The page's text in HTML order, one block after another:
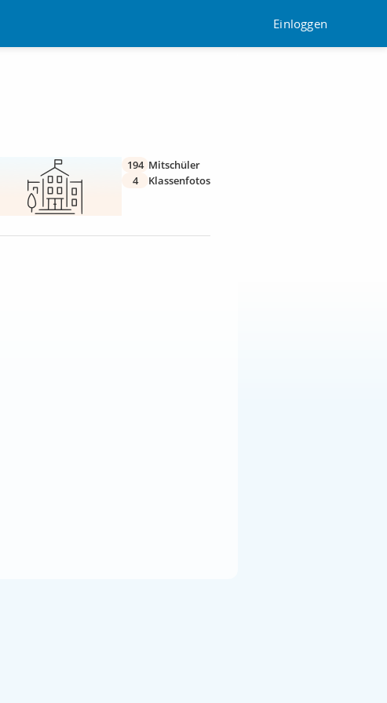
Einloggen
194 Mitschüler
4
Klassenfotos